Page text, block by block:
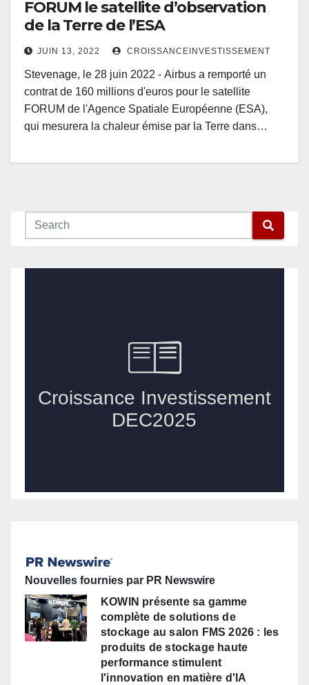
FORUM le satellite d’observation
de la Terre de l’ESA
JUIN 13, 2022 CROISSANCEINVESTISSEMENT
Stevenage, le 28 juin 2022 - Airbus a remporté un
contrat de 160 millions d'euros pour le satellite
FORUM de l'Agence Spatiale Européenne (ESA),
qui mesurera la chaleur émise par la Terre dans…
Nouvelles fournies par PR Newswire
KOWIN présente sa gamme
complète de solutions de
stockage au salon FMS 2026 : les
produits de stockage haute
performance stimulent
l'innovation en matière d'IA